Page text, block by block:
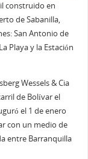
construido en
de Sabanilla,
San Antonio de
Playa y la Estación
Wessels & Cia
de Bolívar el
el 1 de enero
con un medio de
entre Barranquilla